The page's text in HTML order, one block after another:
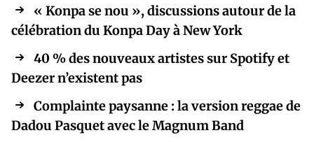
« Konpa se nou », discussions autour de la
célébration du Konpa Day à New York
40 % des nouveaux artistes sur Spotify et
Deezer n’existent pas
Complainte paysanne : la version reggae de
Dadou Pasquet avec le Magnum Band